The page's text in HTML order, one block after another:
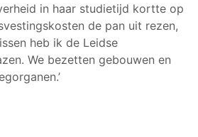
in haar studietijd kortte op
de pan uit rezen,
heb ik de Leidse
We bezetten gebouwen en